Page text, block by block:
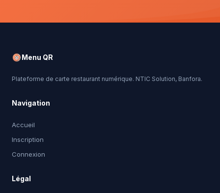
Menu QR
Plateforme de carte restaurant numérique. NTIC Solution, Banfora.
Navigation
Accueil
Inscription
Connexion
Légal